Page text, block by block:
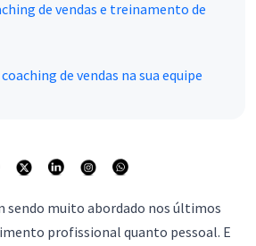
de vendas e treinamento de
de vendas na sua equipe
sendo muito abordado nos últimos
profissional quanto pessoal. E